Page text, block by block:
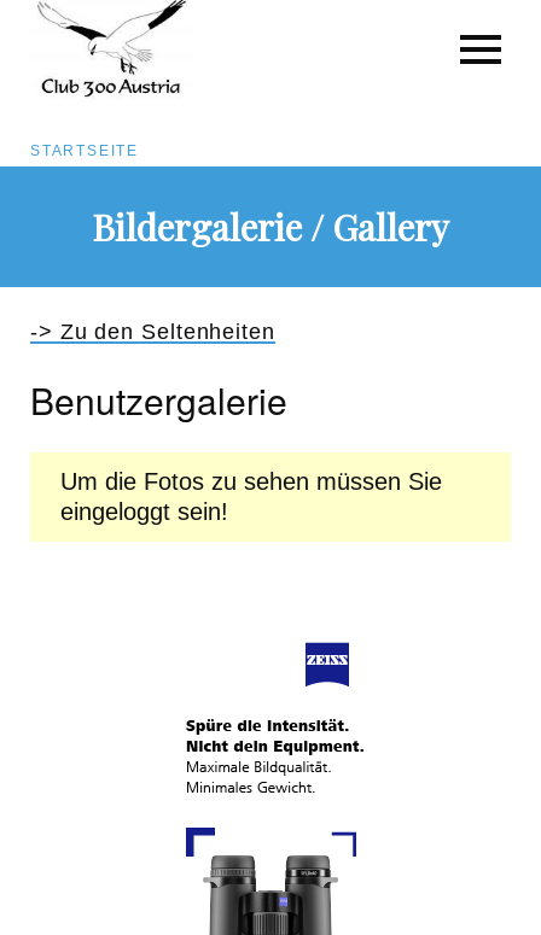
Inhalt
Pfadnavigation
STARTSEITE
Bildergalerie / Gallery
-> Zu den Seltenheiten
Benutzergalerie
Um die Fotos zu sehen müssen Sie
eingeloggt sein!